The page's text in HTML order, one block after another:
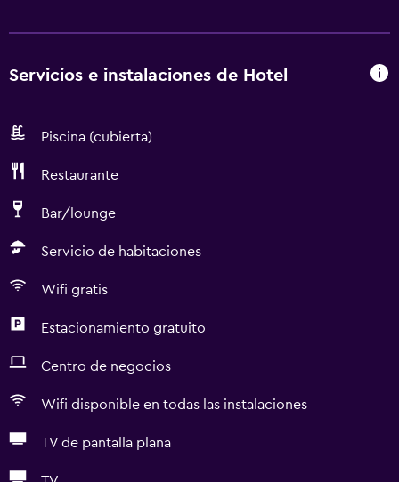
Servicios e instalaciones de Hotel
Piscina (cubierta)
Restaurante
Bar/lounge
Servicio de habitaciones
Wifi gratis
Estacionamiento gratuito
Centro de negocios
Wifi disponible en todas las instalaciones
TV de pantalla plana